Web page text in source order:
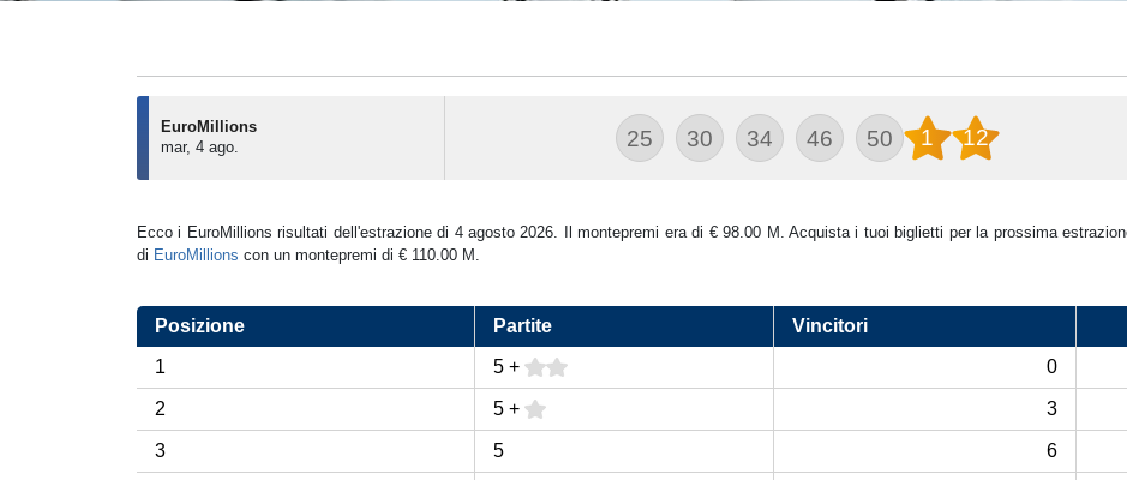
EuroMillions
mar, 4 ago.
25 30 34 46 50 1 12
Ecco i EuroMillions risultati dell'estrazione di 4 agosto 2026. Il montepremi era di € 98.00 M. Acquista i tuoi biglietti per la prossima
di EuroMillions con un montepremi di € 110.00 M.
Posizione Partite Vincitori
1
5 + 0
2 5 + 3
3 5 6